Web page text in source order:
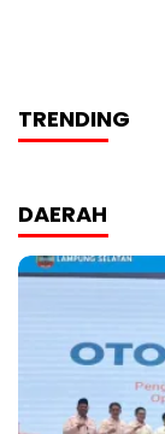
TRENDING
DAERAH